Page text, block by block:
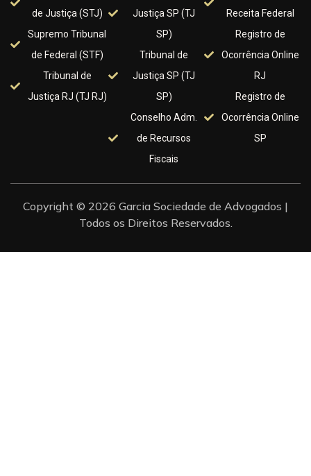
de Justiça (STJ)
Supremo Tribunal
de Federal (STF)
Tribunal de
Justiça RJ (TJ RJ)
Justiça SP (TJ
SP)
Tribunal de
Justiça SP (TJ
SP)
Conselho Adm.
de Recursos
Fiscais
Receita Federal
Registro de
Ocorrência Online
RJ
Registro de
Ocorrência Online
SP
Copyright © 2026 Garcia Sociedade de Advogados |
Todos os Direitos Reservados.